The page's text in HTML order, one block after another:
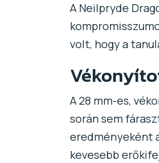
A Neilpryde
volt, hogy a
A 28 mm-es,
során sem
eredményeként
kevesebb